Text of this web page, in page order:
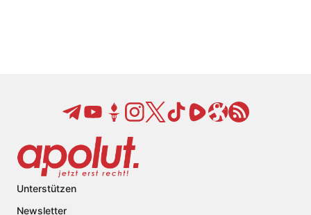
Unterstützen
Newsletter